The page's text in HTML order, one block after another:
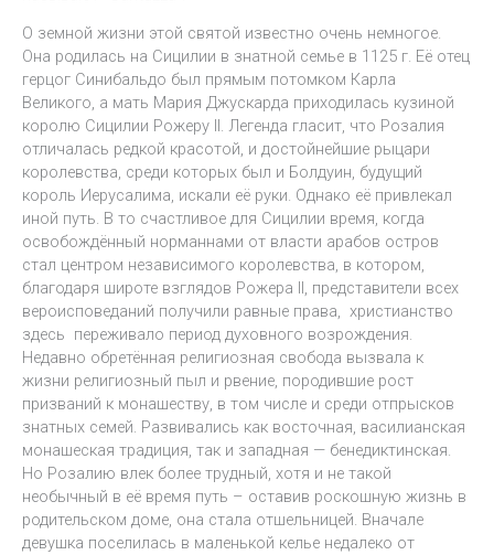
О земной жизни этой святой известно очень немногое.
Она родилась на Сицилии в знатной семье в 1125 г. Её отец
герцог Синибальдо был прямым потомком Карла
Великого, а мать Мария Джускарда приходилась кузиной
королю Сицилии Рожеру II. Легенда гласит, что Розалия
отличалась редкой красотой, и достойнейшие рыцари
королевства, среди которых был и Болдуин, будущий
король Иерусалима, искали её руки. Однако её привлекал
иной путь. В то счастливое для Сицилии время, когда
освобождённый норманнами от власти арабов остров
стал центром независимого королевства, в котором,
благодаря широте взглядов Рожера II, представители всех
вероисповеданий получили равные права, христианство
здесь переживало период духовного возрождения.
Недавно обретённая религиозная свобода вызвала к
жизни религиозный пыл и рвение, породившие рост
призваний к монашеству, в том числе и среди отпрысков
знатных семей. Развивались как восточная, василианская
монашеская традиция, так и западная — бенедиктинская.
Но Розалию влек более трудный, хотя и не такой
необычный в её время путь – оставив роскошную жизнь в
родительском доме, она стала отшельницей. Вначале
девушка поселилась в маленькой келье недалеко от